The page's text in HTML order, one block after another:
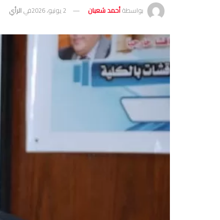
بواسطةأحمد شعبان 2 يونيو، 2026 فيالرأي